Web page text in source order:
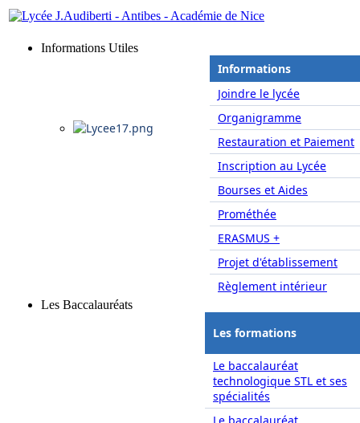
Informations Utiles
Informations
Joindre le lycée
Organigramme
Restauration et Paiement
Inscription au Lycée
Bourses et Aides
Prométhée
ERASMUS +
Projet d'établissement
Règlement intérieur
Les Baccalauréats
Les formations
Le baccalauréat
technologique STL et ses
spécialités